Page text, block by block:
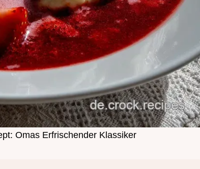
Omas Erfrischender Klassiker